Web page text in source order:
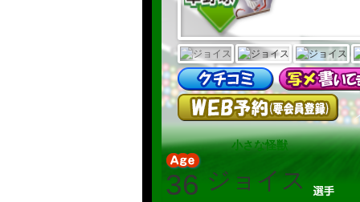
小さな怪獣
36 ジョイス